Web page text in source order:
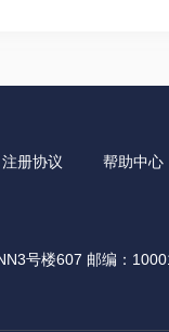
注册协议 帮助中心
号楼607 邮编：